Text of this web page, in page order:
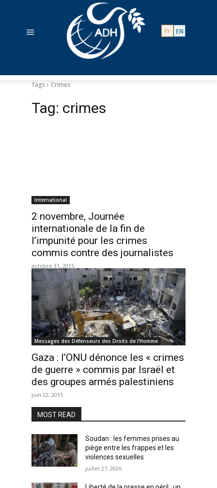
Tags Crimes
Tag: crimes
International
2 novembre, Journée
internationale de la fin de
l’impunité pour les crimes
commis contre des journalistes
octobre 31, 2015
Messages des Défenseurs des Droits de l’Homme
Gaza : l’ONU dénonce les « crimes
de guerre » commis par Israël et
des groupes armés palestiniens
juin 22, 2015
MOST READ
Soudan : les femmes prises au
piège entre les frappes et les
violences sexuelles
juillet 27, 2026